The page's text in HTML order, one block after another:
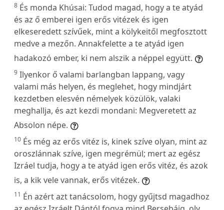
8 És monda Khúsai: Tudod magad, hogy a te atyád
és az ő emberei igen erős vitézek és igen
elkeseredett szívűek, mint a kölykeitől megfosztott
medve a mezőn. Annakfelette a te atyád igen
hadakozó ember, ki nem alszik a néppel együtt.
9 Ilyenkor ő valami barlangban lappang, vagy
valami más helyen, és meglehet, hogy mindjárt
kezdetben elesvén némelyek közülök, valaki
meghallja, és azt kezdi mondani: Megveretett az
Absolon népe.
10 És még az erős vitéz is, kinek szíve olyan, mint az
oroszlánnak szíve, igen megrémül; mert az egész
Izráel tudja, hogy a te atyád igen erős vitéz, és azok
is, a kik vele vannak, erős vitézek.
11 Én azért azt tanácsolom, hogy gyűjtsd magadhoz